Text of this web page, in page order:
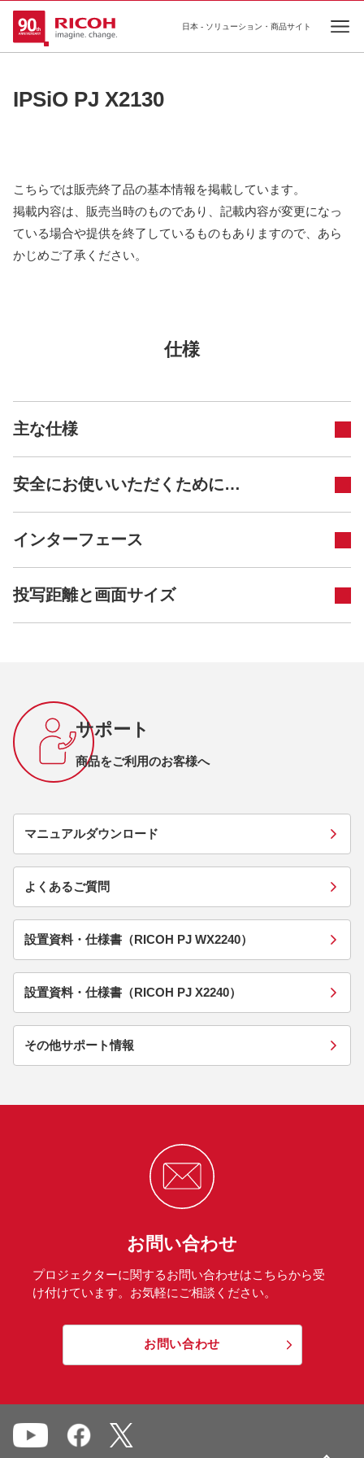
日本 - ソリューション・商品サイト
IPSiO PJ X2130
こちらでは販売終了品の基本情報を掲載しています。
掲載内容は、販売当時のものであり、記載内容が変更になっ
ている場合や提供を終了しているものもありますので、あら
かじめご了承ください。
仕様
主な仕様
安全にお使いいただくために…
インターフェース
投写距離と画面サイズ
サポート
商品をご利用のお客様へ
マニュアルダウンロード
よくあるご質問
設置資料・仕様書（RICOH PJ WX2240）
設置資料・仕様書（RICOH PJ X2240）
その他サポート情報
お問い合わせ
プロジェクターに関するお問い合わせはこちらから受
け付けています。お気軽にご相談ください。
お問い合わせ